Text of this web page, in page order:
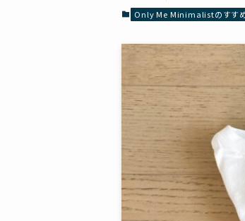
Only Me Minimalistのすす